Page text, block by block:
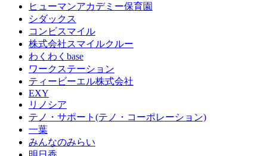
ヒューマンアカデミー保育園
シダックス
コンビスマイル
株式会社スマイルクルー
わくわくbase
ワークステーション
ティービーエル株式会社
EXY
リノシア
テノ・サポート(テノ・コーポレーション)
一葉
みんなのみらい